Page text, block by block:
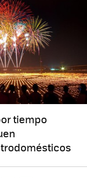
tiempo